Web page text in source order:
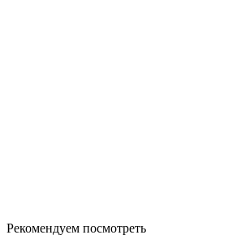
Рекомендуем посмотреть